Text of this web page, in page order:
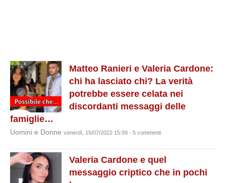
Matteo Ranieri e Valeria Cardone:
chi ha lasciato chi? La verità
potrebbe essere celata nei
discordanti messaggi delle
famiglie…
Uomini e Donne venerdì, 15/07/2022 15:09 - 5 commenti
Valeria Cardone e quel
messaggio criptico che in pochi